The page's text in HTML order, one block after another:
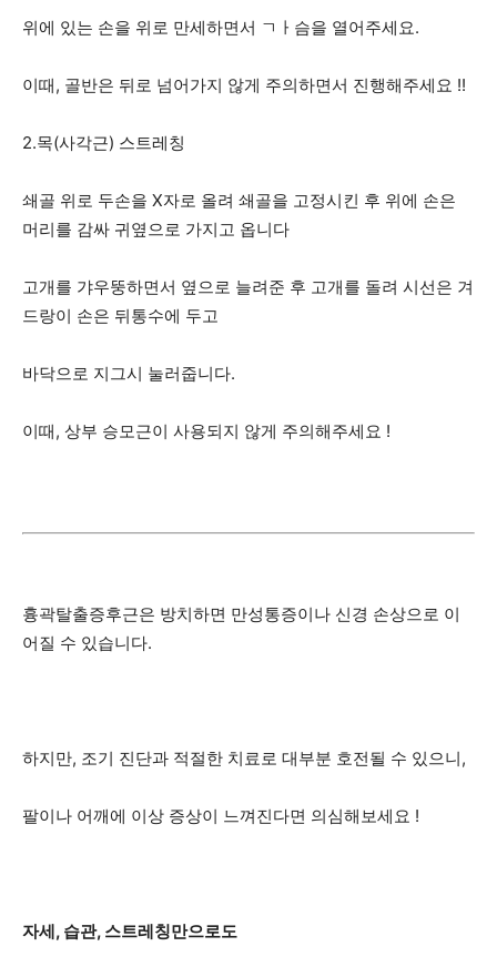
위에 있는 손을 위로 만세하면서 ㄱㅏ슴을 열어주세요.
이때, 골반은 뒤로 넘어가지 않게 주의하면서 진행해주세요 !!
2.목(사각근) 스트레칭
쇄골 위로 두손을 X자로 올려 쇄골을 고정시킨 후 위에 손은
머리를 감싸 귀옆으로 가지고 옵니다
고개를 갸우뚱하면서 옆으로 늘려준 후 고개를 돌려 시선은 겨
드랑이 손은 뒤통수에 두고
바닥으로 지그시 눌러줍니다.
이때, 상부 승모근이 사용되지 않게 주의해주세요 !
흉곽탈출증후근은 방치하면 만성통증이나 신경 손상으로 이
어질 수 있습니다.
하지만, 조기 진단과 적절한 치료로 대부분 호전될 수 있으니,
팔이나 어깨에 이상 증상이 느껴진다면 의심해보세요 !
자세, 습관, 스트레칭만으로도